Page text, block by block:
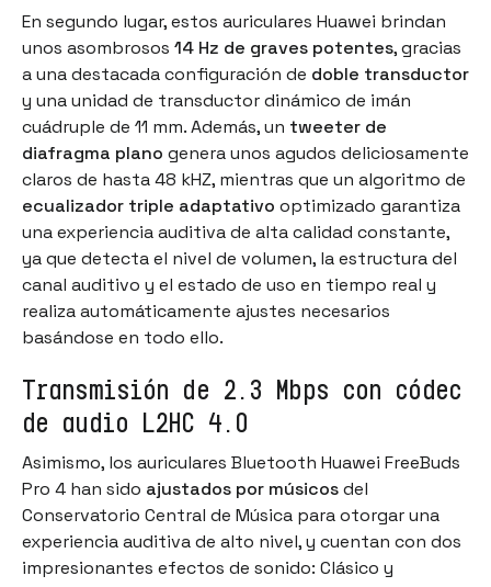
En segundo lugar, estos auriculares Huawei brindan
unos asombrosos 14 Hz de graves potentes, gracias
a una destacada configuración de doble transductor
y una unidad de transductor dinámico de imán
cuádruple de 11 mm. Además, un tweeter de
diafragma plano genera unos agudos deliciosamente
claros de hasta 48 kHZ, mientras que un algoritmo de
ecualizador triple adaptativo optimizado garantiza
una experiencia auditiva de alta calidad constante,
ya que detecta el nivel de volumen, la estructura del
canal auditivo y el estado de uso en tiempo real y
realiza automáticamente ajustes necesarios
basándose en todo ello.
Transmisión de 2.3 Mbps con códec
de audio L2HC 4.0
Asimismo, los auriculares Bluetooth Huawei FreeBuds
Pro 4 han sido ajustados por músicosdel
Conservatorio Central de Música para otorgar una
experiencia auditiva de alto nivel, y cuentan con dos
impresionantes efectos de sonido: Clásico y